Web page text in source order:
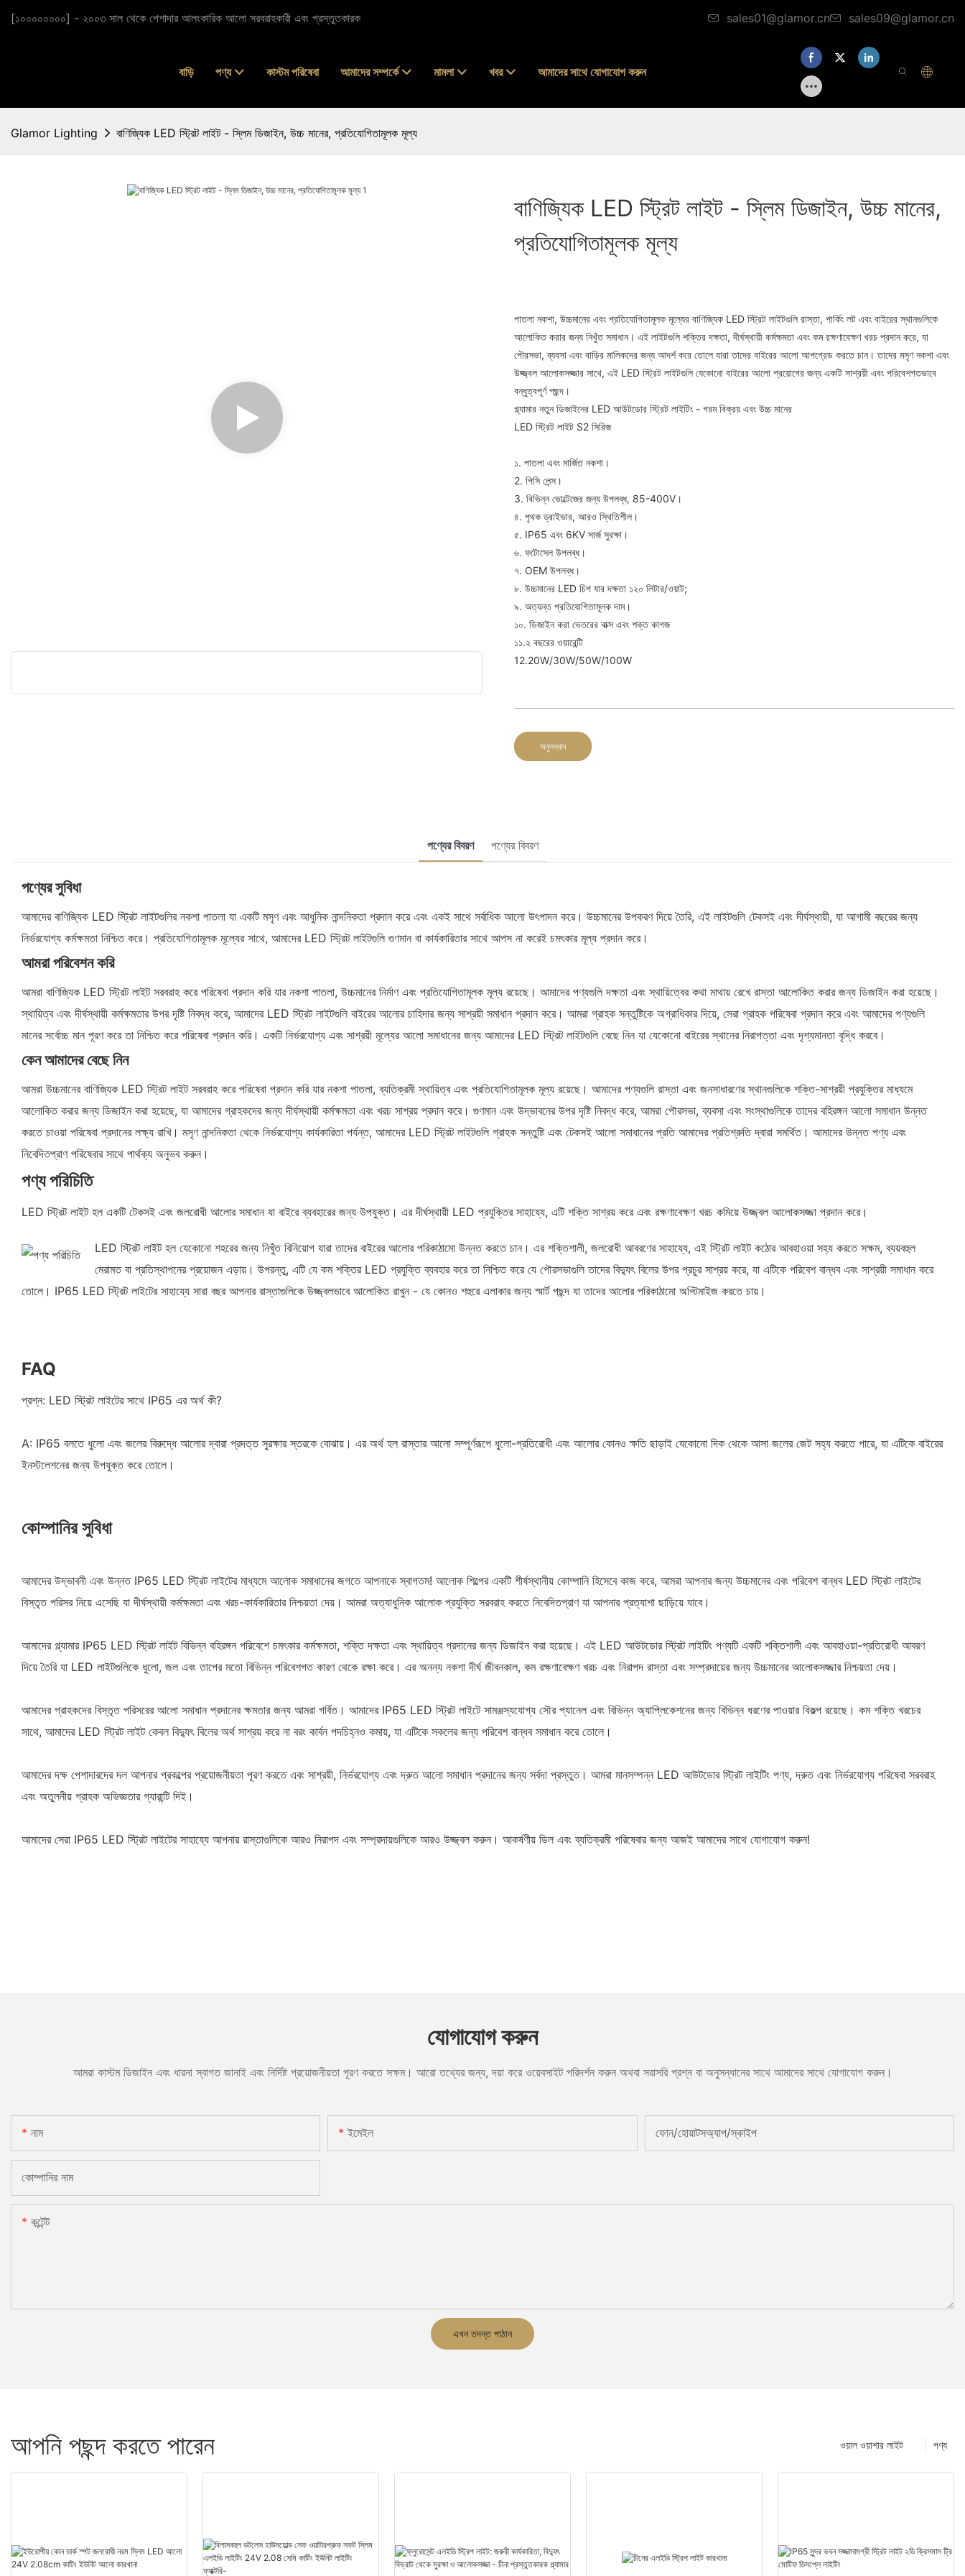
[১০০০০০০০০] - ২০০৩ সাল থেকে পেশাদার আলংকারিক আলো সরবরাহকারী এবং প্রস্তুতকারক sales01@glamor.cn sales09@glamor.cn
বাড়ি পণ্য কাস্টম পরিষেবা আমাদের সম্পর্কে মামলা খবর আমাদের সাথে যোগাযোগ করুন
Glamor Lighting বাণিজ্যিক LED স্ট্রিট লাইট - স্লিম ডিজাইন, উচ্চ মানের, প্রতিযোগিতামূলক মূল্য
বাণিজ্যিক LED স্ট্রিট লাইট - স্লিম ডিজাইন, উচ্চ মানের,
প্রতিযোগিতামূলক মূল্য
পাতলা নকশা, উচ্চমানের এবং প্রতিযোগিতামূলক মূল্যের বাণিজ্যিক LED স্ট্রিট লাইটগুলি রাস্তা, পার্কিং লট এবং বাইরের স্থানগুলিকে
আলোকিত করার জন্য নিখুঁত সমাধান। এই লাইটগুলি শক্তির দক্ষতা, দীর্ঘস্থায়ী কর্মক্ষমতা এবং কম রক্ষণাবেক্ষণ খরচ প্রদান করে, যা
পৌরসভা, ব্যবসা এবং বাড়ির মালিকদের জন্য আদর্শ করে তোলে যারা তাদের বাইরের আলো আপগ্রেড করতে চান। তাদের মসৃণ নকশা এবং
উজ্জ্বল আলোকসজ্জার সাথে, এই LED স্ট্রিট লাইটগুলি যেকোনো বাইরের আলো প্রয়োগের জন্য একটি সাশ্রয়ী এবং পরিবেশগতভাবে
বন্ধুত্বপূর্ণ পছন্দ।
গ্ল্যামার নতুন ডিজাইনের LED আউটডোর স্ট্রিট লাইটিং - গরম বিক্রয় এবং উচ্চ মানের
LED স্ট্রিট লাইট S2 সিরিজ
১. পাতলা এবং মার্জিত নকশা।
2. পিসি লেন্স।
3. বিভিন্ন ভোল্টেজের জন্য উপলব্ধ, 85-400V।
৪. পৃথক ড্রাইভার, আরও স্থিতিশীল।
৫. IP65 এবং 6KV সার্জ সুরক্ষা।
৬. ফটোসেল উপলব্ধ।
৭. OEM উপলব্ধ।
৮. উচ্চমানের LED চিপ যার দক্ষতা ১২০ লিটার/ওয়াট;
৯. অত্যন্ত প্রতিযোগিতামূলক দাম।
১০. ডিজাইন করা ভেতরের বাক্স এবং শক্ত কাগজ
১১.২ বছরের ওয়ারেন্টি
12.20W/30W/50W/100W
অনুসন্ধান
পণ্যের বিবরণ পণ্যের বিবরণ
পণ্যের সুবিধা
আমাদের বাণিজ্যিক LED স্ট্রিট লাইটগুলির নকশা পাতলা যা একটি মসৃণ এবং আধুনিক নান্দনিকতা প্রদান করে এবং একই সাথে সর্বাধিক আলো উৎপাদন করে। উচ্চমানের উপকরণ দিয়ে তৈরি, এই লাইটগুলি টেকসই এবং দীর্ঘস্থায়ী, যা আগামী বছরের জন্য
নির্ভরযোগ্য কর্মক্ষমতা নিশ্চিত করে। প্রতিযোগিতামূলক মূল্যের সাথে, আমাদের LED স্ট্রিট লাইটগুলি গুণমান বা কার্যকারিতার সাথে আপস না করেই চমৎকার মূল্য প্রদান করে।
আমরা পরিবেশন করি
আমরা বাণিজ্যিক LED স্ট্রিট লাইট সরবরাহ করে পরিষেবা প্রদান করি যার নকশা পাতলা, উচ্চমানের নির্মাণ এবং প্রতিযোগিতামূলক মূল্য রয়েছে। আমাদের পণ্যগুলি দক্ষতা এবং স্থায়িত্বের কথা মাথায় রেখে রাস্তা আলোকিত করার জন্য ডিজাইন করা হয়েছে।
স্থায়িত্ব এবং দীর্ঘস্থায়ী কর্মক্ষমতার উপর দৃষ্টি নিবদ্ধ করে, আমাদের LED স্ট্রিট লাইটগুলি বাইরের আলোর চাহিদার জন্য সাশ্রয়ী সমাধান প্রদান করে। আমরা গ্রাহক সন্তুষ্টিকে অগ্রাধিকার দিয়ে, সেরা গ্রাহক পরিষেবা প্রদান করে এবং আমাদের পণ্যগুলি
মানের সর্বোচ্চ মান পূরণ করে তা নিশ্চিত করে পরিষেবা প্রদান করি। একটি নির্ভরযোগ্য এবং সাশ্রয়ী মূল্যের আলো সমাধানের জন্য আমাদের LED স্ট্রিট লাইটগুলি বেছে নিন যা যেকোনো বাইরের স্থানের নিরাপত্তা এবং দৃশ্যমানতা বৃদ্ধি করবে।
কেন আমাদের বেছে নিন
আমরা উচ্চমানের বাণিজ্যিক LED স্ট্রিট লাইট সরবরাহ করে পরিষেবা প্রদান করি যার নকশা পাতলা, ব্যতিক্রমী স্থায়িত্ব এবং প্রতিযোগিতামূলক মূল্য রয়েছে। আমাদের পণ্যগুলি রাস্তা এবং জনসাধারণের স্থানগুলিকে শক্তি-সাশ্রয়ী প্রযুক্তির মাধ্যমে
আলোকিত করার জন্য ডিজাইন করা হয়েছে, যা আমাদের গ্রাহকদের জন্য দীর্ঘস্থায়ী কর্মক্ষমতা এবং খরচ সাশ্রয় প্রদান করে। গুণমান এবং উদ্ভাবনের উপর দৃষ্টি নিবদ্ধ করে, আমরা পৌরসভা, ব্যবসা এবং সংস্থাগুলিকে তাদের বহিরঙ্গন আলো সমাধান উন্নত
করতে চাওয়া পরিষেবা প্রদানের লক্ষ্য রাখি। মসৃণ নান্দনিকতা থেকে নির্ভরযোগ্য কার্যকারিতা পর্যন্ত, আমাদের LED স্ট্রিট লাইটগুলি গ্রাহক সন্তুষ্টি এবং টেকসই আলো সমাধানের প্রতি আমাদের প্রতিশ্রুতি দ্বারা সমর্থিত। আমাদের উন্নত পণ্য এবং
নিবেদিতপ্রাণ পরিষেবার সাথে পার্থক্য অনুভব করুন।
পণ্য পরিচিতি
LED স্ট্রিট লাইট হল একটি টেকসই এবং জলরোধী আলোর সমাধান যা বাইরে ব্যবহারের জন্য উপযুক্ত। এর দীর্ঘস্থায়ী LED প্রযুক্তির সাহায্যে, এটি শক্তি সাশ্রয় করে এবং রক্ষণাবেক্ষণ খরচ কমিয়ে উজ্জ্বল আলোকসজ্জা প্রদান করে।
LED স্ট্রিট লাইট হল যেকোনো শহরের জন্য নিখুঁত বিনিয়োগ যারা তাদের বাইরের আলোর পরিকাঠামো উন্নত করতে চান। এর শক্তিশালী, জলরোধী আবরণের সাহায্যে, এই স্ট্রিট লাইট কঠোর আবহাওয়া সহ্য করতে সক্ষম, ব্যয়বহুল
মেরামত বা প্রতিস্থাপনের প্রয়োজন এড়ায়। উপরন্তু, এটি যে কম শক্তির LED প্রযুক্তি ব্যবহার করে তা নিশ্চিত করে যে পৌরসভাগুলি তাদের বিদ্যুৎ বিলের উপর প্রচুর সাশ্রয় করে, যা এটিকে পরিবেশ বান্ধব এবং সাশ্রয়ী সমাধান করে
তোলে। IP65 LED স্ট্রিট লাইটের সাহায্যে সারা বছর আপনার রাস্তাগুলিকে উজ্জ্বলভাবে আলোকিত রাখুন - যে কোনও শহুরে এলাকার জন্য স্মার্ট পছন্দ যা তাদের আলোর পরিকাঠামো অপ্টিমাইজ করতে চায়।
FAQ
প্রশ্ন: LED স্ট্রিট লাইটের সাথে IP65 এর অর্থ কী?
A: IP65 বলতে ধুলো এবং জলের বিরুদ্ধে আলোর দ্বারা প্রদত্ত সুরক্ষার স্তরকে বোঝায়। এর অর্থ হল রাস্তার আলো সম্পূর্ণরূপে ধুলো-প্রতিরোধী এবং আলোর কোনও ক্ষতি ছাড়াই যেকোনো দিক থেকে আসা জলের জেট সহ্য করতে পারে, যা এটিকে বাইরের
ইনস্টলেশনের জন্য উপযুক্ত করে তোলে।
কোম্পানির সুবিধা
আমাদের উদ্ভাবনী এবং উন্নত IP65 LED স্ট্রিট লাইটের মাধ্যমে আলোক সমাধানের জগতে আপনাকে স্বাগতম! আলোক শিল্পের একটি শীর্ষস্থানীয় কোম্পানি হিসেবে কাজ করে, আমরা আপনার জন্য উচ্চমানের এবং পরিবেশ বান্ধব LED স্ট্রিট লাইটের
বিস্তৃত পরিসর নিয়ে এসেছি যা দীর্ঘস্থায়ী কর্মক্ষমতা এবং খরচ-কার্যকারিতার নিশ্চয়তা দেয়। আমরা অত্যাধুনিক আলোক প্রযুক্তি সরবরাহ করতে নিবেদিতপ্রাণ যা আপনার প্রত্যাশা ছাড়িয়ে যাবে।
আমাদের গ্ল্যামার IP65 LED স্ট্রিট লাইট বিভিন্ন বহিরঙ্গন পরিবেশে চমৎকার কর্মক্ষমতা, শক্তি দক্ষতা এবং স্থায়িত্ব প্রদানের জন্য ডিজাইন করা হয়েছে। এই LED আউটডোর স্ট্রিট লাইটিং পণ্যটি একটি শক্তিশালী এবং আবহাওয়া-প্রতিরোধী আবরণ
দিয়ে তৈরি যা LED লাইটগুলিকে ধুলো, জল এবং তাপের মতো বিভিন্ন পরিবেশগত কারণ থেকে রক্ষা করে। এর অনন্য নকশা দীর্ঘ জীবনকাল, কম রক্ষণাবেক্ষণ খরচ এবং নিরাপদ রাস্তা এবং সম্প্রদায়ের জন্য উচ্চমানের আলোকসজ্জার নিশ্চয়তা দেয়।
আমাদের গ্রাহকদের বিস্তৃত পরিসরের আলো সমাধান প্রদানের ক্ষমতার জন্য আমরা গর্বিত। আমাদের IP65 LED স্ট্রিট লাইটে সামঞ্জস্যযোগ্য সৌর প্যানেল এবং বিভিন্ন অ্যাপ্লিকেশনের জন্য বিভিন্ন ধরণের পাওয়ার বিকল্প রয়েছে। কম শক্তি খরচের
সাথে, আমাদের LED স্ট্রিট লাইট কেবল বিদ্যুৎ বিলের অর্থ সাশ্রয় করে না বরং কার্বন পদচিহ্নও কমায়, যা এটিকে সকলের জন্য পরিবেশ বান্ধব সমাধান করে তোলে।
আমাদের দক্ষ পেশাদারদের দল আপনার প্রকল্পের প্রয়োজনীয়তা পূরণ করতে এবং সাশ্রয়ী, নির্ভরযোগ্য এবং দ্রুত আলো সমাধান প্রদানের জন্য সর্বদা প্রস্তুত। আমরা মানসম্পন্ন LED আউটডোর স্ট্রিট লাইটিং পণ্য, দ্রুত এবং নির্ভরযোগ্য পরিষেবা সরবরাহ
এবং অতুলনীয় গ্রাহক অভিজ্ঞতার গ্যারান্টি দিই।
আমাদের সেরা IP65 LED স্ট্রিট লাইটের সাহায্যে আপনার রাস্তাগুলিকে আরও নিরাপদ এবং সম্প্রদায়গুলিকে আরও উজ্জ্বল করুন। আকর্ষণীয় ডিল এবং ব্যতিক্রমী পরিষেবার জন্য আজই আমাদের সাথে যোগাযোগ করুন!
যোগাযোগ করুন
আমরা কাস্টম ডিজাইন এবং ধারনা স্বাগত জানাই এবং নির্দিষ্ট প্রয়োজনীয়তা পূরণ করতে সক্ষম। আরো তথ্যের জন্য, দয়া করে ওয়েবসাইট পরিদর্শন করুন অথবা সরাসরি প্রশ্ন বা অনুসন্ধানের সাথে আমাদের সাথে যোগাযোগ করুন।
নাম ইমেইল ফোন/হোয়াটসঅ্যাপ/স্কাইপ
কোম্পানির নাম
কন্টেন্ট
এখন তদন্ত পাঠান
আপনি পছন্দ করতে পারেন পণ্য
ওয়াল ওয়াশার লাইট